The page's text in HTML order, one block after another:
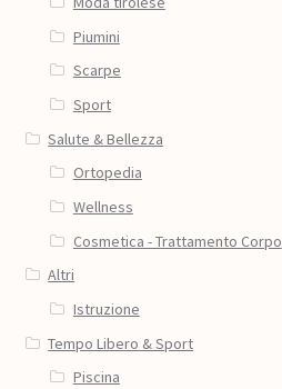
Piumini
Scarpe
Sport
Salute & Bellezza
Ortopedia
Wellness
Cosmetica - Trattamento Corpo
Altri
Istruzione
Tempo Libero & Sport
Piscina